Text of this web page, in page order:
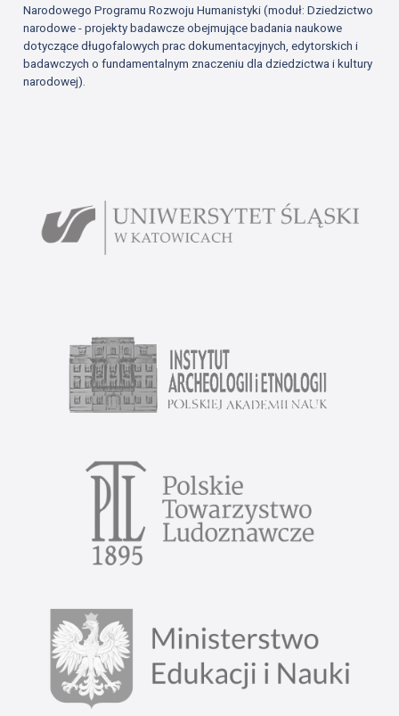
Narodowego Programu Rozwoju Humanistyki (moduł: Dziedzictwo
narodowe - projekty badawcze obejmujące badania naukowe
dotyczące długofalowych prac dokumentacyjnych, edytorskich i
badawczych o fundamentalnym znaczeniu dla dziedzictwa i kultury
narodowej).